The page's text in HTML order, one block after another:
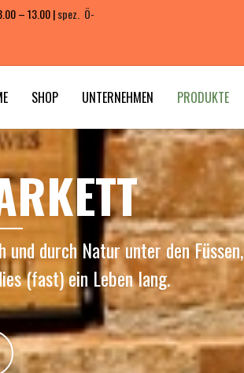
– 13.00 |spez. Ö-
SHOP UNTERNEHMEN PRODUKTE
und durch Natur unter den Füssen,
(fast) ein Leben lang.